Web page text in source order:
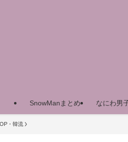
SnowManまとめ なにわ男
・韓流